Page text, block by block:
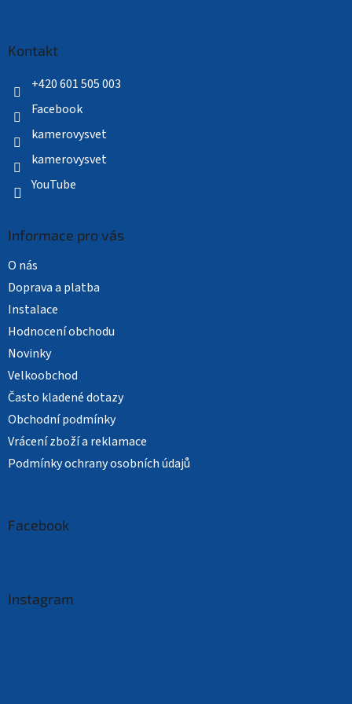
Kontakt
+420 601 505 003
Facebook
kamerovysvet
kamerovysvet
YouTube
Informace pro vás
O nás
Doprava a platba
Instalace
Hodnocení obchodu
Novinky
Velkoobchod
Často kladené dotazy
Obchodní podmínky
Vrácení zboží a reklamace
Podmínky ochrany osobních údajů
Facebook
Instagram